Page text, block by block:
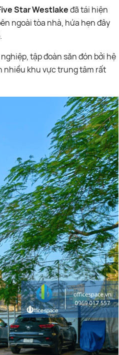
Star Westlakeđã tái hiện
ngoài tòa nhà, hứa hẹn đây
tập đoàn săn đón bởi hệ
nhiều khu vực trung tâm rất